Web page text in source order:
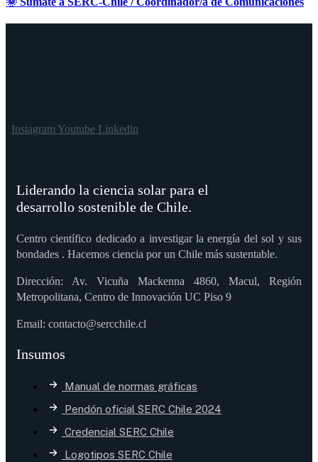
InstagramYoutube Linkedin
Liderando la ciencia solar para el
desarrollo sostenible de Chile.
Centro científico dedicado a investigar la energía del sol y sus
bondades . Hacemos ciencia por un Chile más sustentable.
Dirección: Av. Vicuña Mackenna 4860, Macul, Región
Metropolitana, Centro de Innovación UC Piso 9
Email: contacto@sercchile.cl
Insumos
Manual de normas gráficas
Pendón oficial SERC Chile 2024
Credencial SERC Chile
Logotipos SERC Chile